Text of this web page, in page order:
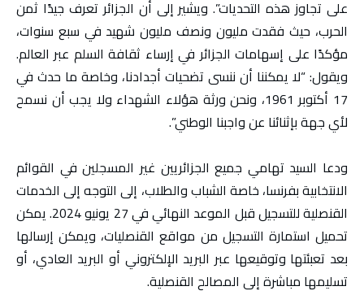
على تجاوز هذه التحديات”. ويشير إلى أن الجزائر تعرف جيدًا ثمن
الحرب، حيث فقدت مليون ونصف مليون شهيد في سبع سنوات،
مؤكدًا على إسهامات الجزائر في إرساء ثقافة السلم عبر العالم.
ويقول: “لا يمكننا أن ننسى تضحيات أجدادنا، وخاصة ما حدث في
17 أكتوبر 1961، ونحن ورثة هؤلاء الشهداء ولا يجب أن نسمح
لأي جهة بإثنائنا عن واجبنا الوطني”.
ودعا السيد تهامي جميع الجزائريين غير المسجلين في القوائم
الانتخابية بفرنسا، خاصة الشباب والطلاب، إلى التوجه إلى الخدمات
القنصلية للتسجيل قبل الموعد النهائي في 27 يونيو 2024. يمكن
تحميل استمارة التسجيل من مواقع القنصليات، ويمكن إرسالها
بعد تعبئتها وتوقيعها عبر البريد الإلكتروني أو البريد العادي، أو
تسليمها مباشرة إلى المصالح القنصلية.